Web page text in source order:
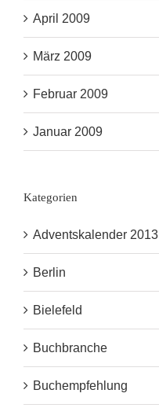
April 2009
März 2009
Februar 2009
Januar 2009
Kategorien
Adventskalender 2013
Berlin
Bielefeld
Buchbranche
Buchempfehlung